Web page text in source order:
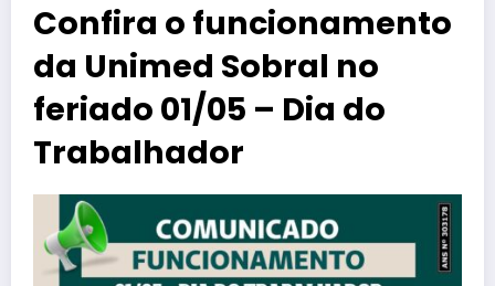
Confira o funcionamento
da Unimed Sobral no
feriado 01/05 – Dia do
Trabalhador